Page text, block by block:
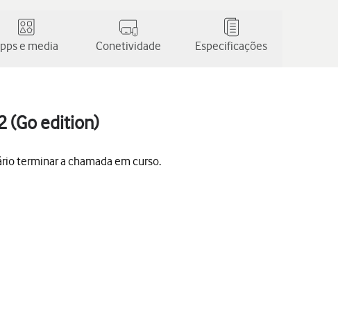
e media Conetividade Especificações
(Go edition)
terminar a chamada em curso.